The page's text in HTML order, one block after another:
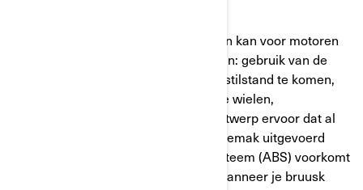
Stoppen bij een rood licht of parkeren kan voor motoren
op twee wielen een hele uitdaging zijn: gebruik van de
standaard, lange tijd om volledig tot stilstand te komen,
instabiel met een passagier... Op drie wielen,
daarentegen, zorgt het Y-vormige ontwerp ervoor dat al
deze handelingen met het grootste gemak uitgevoerd
kunnen worden. Het antiblokkeersysteem (ABS) voorkomt
met name dat de wielen blokkeren wanneer je bruusk